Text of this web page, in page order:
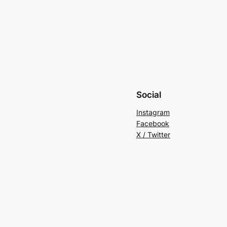
Social
Instagram
Facebook
X / Twitter